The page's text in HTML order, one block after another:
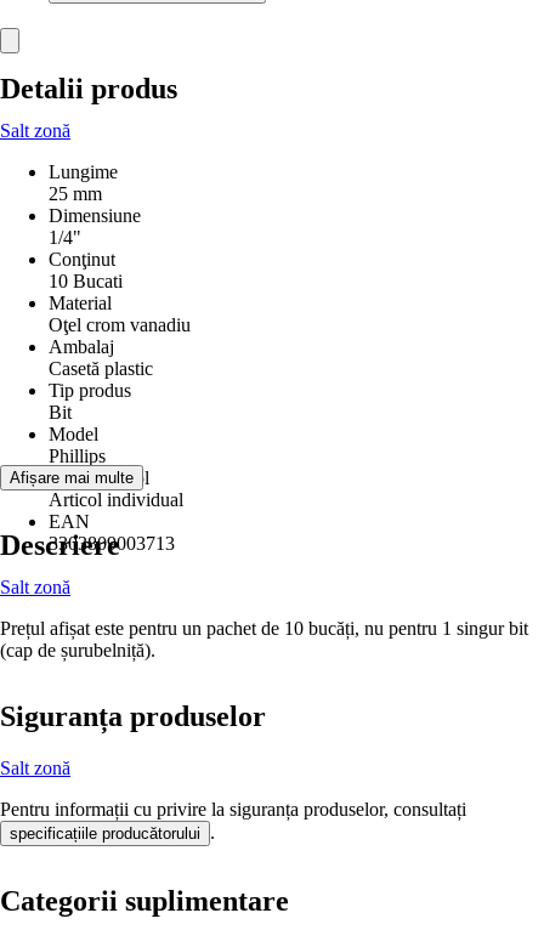
Detalii produs
Salt zonă
Lungime
25 mm
Dimensiune
1/4"
Conţinut
10 Bucati
Material
Oţel crom vanadiu
Ambalaj
Casetă plastic
Tip produs
Bit
Model
Phillips
Tip de articol
Articol individual
EAN
3303809003713
Afișare mai multe
Descriere
Salt zonă
Prețul afișat este pentru un pachet de 10 bucăți, nu pentru 1 singur bit
(cap de șurubelniță).
Siguranța produselor
Salt zonă
Pentru informații cu privire la siguranța produselor, consultați
specificațiile producătorului .
Categorii suplimentare